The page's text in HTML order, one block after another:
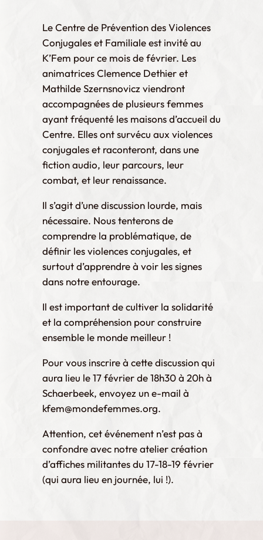
Le Centre de Prévention des Violences
Conjugales et Familiale est invité au
K’Fem pour ce mois de février. Les
animatrices Clemence Dethier et
Mathilde Szernsnovicz viendront
accompagnées de plusieurs femmes
ayant fréquenté les maisons d’accueil du
Centre. Elles ont survécu aux violences
conjugales et raconteront, dans une
fiction audio, leur parcours, leur
combat, et leur renaissance.
Il s’agit d’une discussion lourde, mais
nécessaire. Nous tenterons de
comprendre la problématique, de
définir les violences conjugales, et
surtout d’apprendre à voir les signes
dans notre entourage.
Il est important de cultiver la solidarité
et la compréhension pour construire
ensemble le monde meilleur !
Pour vous inscrire à cette discussion qui
aura lieu le 17 février de 18h30 à 20h à
Schaerbeek, envoyez un e-mail à
kfem@mondefemmes.org.
Attention, cet événement n’est pas à
confondre avec notre atelier création
d’affiches militantes du 17-18-19 février
(qui aura lieu en journée, lui !).